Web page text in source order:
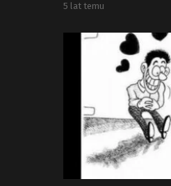
5 lat temu